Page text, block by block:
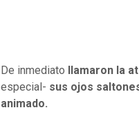
De inmediato llamaron la
especial- sus ojos
animado.